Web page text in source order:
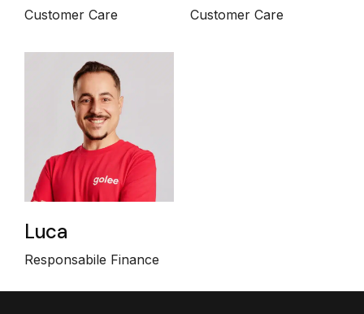
Customer Care Customer Care
Luca
Responsabile Finance